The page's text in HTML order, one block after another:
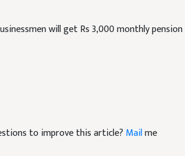
will get Rs 3,000 monthly pension
to improve this article? Mailme